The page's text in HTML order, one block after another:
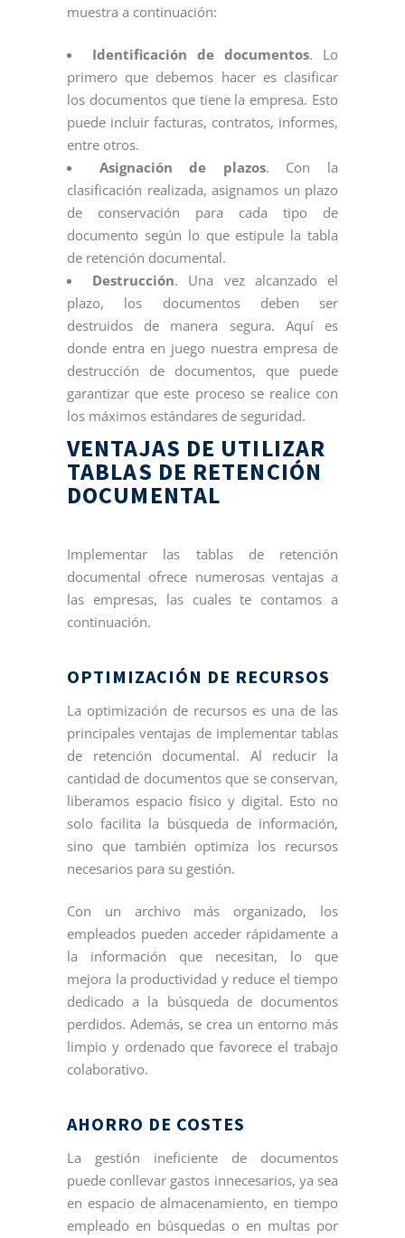
muestra a continuación:
Identificación de documentos. Lo
primero que debemos hacer es clasificar
los documentos que tiene la empresa. Esto
puede incluir facturas, contratos, informes,
entre otros.
Asignación de plazos. Con la
clasificación realizada, asignamos un plazo
de conservación para cada tipo de
documento según lo que estipule la tabla
de retención documental.
Destrucción. Una vez alcanzado el
plazo, los documentos deben ser
destruidos de manera segura. Aquí es
donde entra en juego nuestra empresa de
destrucción de documentos, que puede
garantizar que este proceso se realice con
los máximos estándares de seguridad.
VENTAJAS DE UTILIZAR
TABLAS DE RETENCIÓN
DOCUMENTAL
Implementar las tablas de retención
documental ofrece numerosas ventajas a
las empresas, las cuales te contamos a
continuación.
OPTIMIZACIÓN DE RECURSOS
La optimización de recursos es una de las
principales ventajas de implementar tablas
de retención documental. Al reducir la
cantidad de documentos que se conservan,
liberamos espacio físico y digital. Esto no
solo facilita la búsqueda de información,
sino que también optimiza los recursos
necesarios para su gestión.
Con un archivo más organizado, los
empleados pueden acceder rápidamente a
la información que necesitan, lo que
mejora la productividad y reduce el tiempo
dedicado a la búsqueda de documentos
perdidos. Además, se crea un entorno más
limpio y ordenado que favorece el trabajo
colaborativo.
AHORRO DE COSTES
La gestión ineficiente de documentos
puede conllevar gastos innecesarios, ya sea
en espacio de almacenamiento, en tiempo
empleado en búsquedas o en multas por